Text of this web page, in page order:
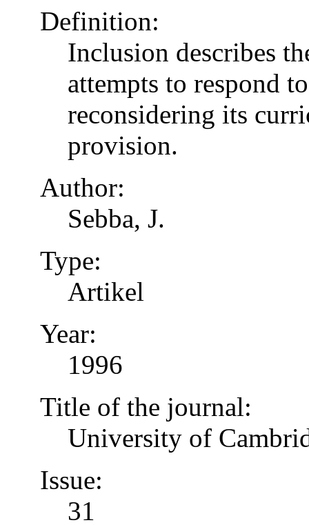
Definition:
Inclusion describes
attempts to respond
reconsidering its
provision.
Author:
Sebba, J.
Type:
Artikel
Year:
1996
Title of the journal:
University of
Issue:
31